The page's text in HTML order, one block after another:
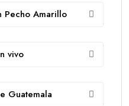
Pecho Amarillo
vivo
Guatemala